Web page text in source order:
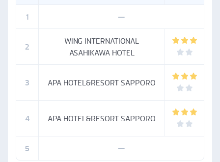
1
—
2
WING INTERNATIONAL
ASAHIKAWA HOTEL
3 APA HOTEL&RESORT SAPPORO
4 APA HOTEL&RESORT SAPPORO
5 —